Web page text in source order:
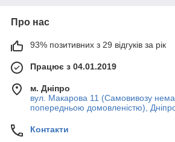
Про нас
93% позитивних з 29 відгуків за рік
Працює з 04.01.2019
м. Дніпро
вул. Макарова 11 (Самовивозу
попередньою домовленістю),
Контакти